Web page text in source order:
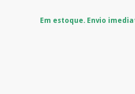
Em estoque. Envio